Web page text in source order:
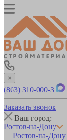
×
(863) 310-000-3
Заказать звонок
Ваш город:
Ростов-на-Дону
Ростов-на-Дону